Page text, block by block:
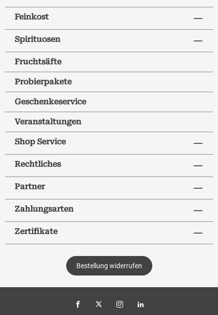
Feinkost
Spirituosen
Fruchtsäfte
Probierpakete
Geschenkeservice
Veranstaltungen
Shop Service
Rechtliches
Partner
Zahlungsarten
Zertifikate
Bestellung widerrufen